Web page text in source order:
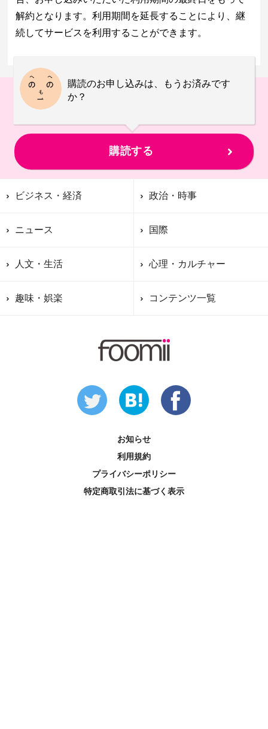
解約となります。利用期間を延長することにより、継
続してサービスを利用することができます。
購読のお申し込みは、もうお済みです
か？
購読する
ビジネス・経済 政治・時事
ニュース 国際
人文・生活 心理・カルチャー
趣味・娯楽 コンテンツ一覧
お知らせ
利用規約
プライバシーポリシー
特定商取引法に基づく表示